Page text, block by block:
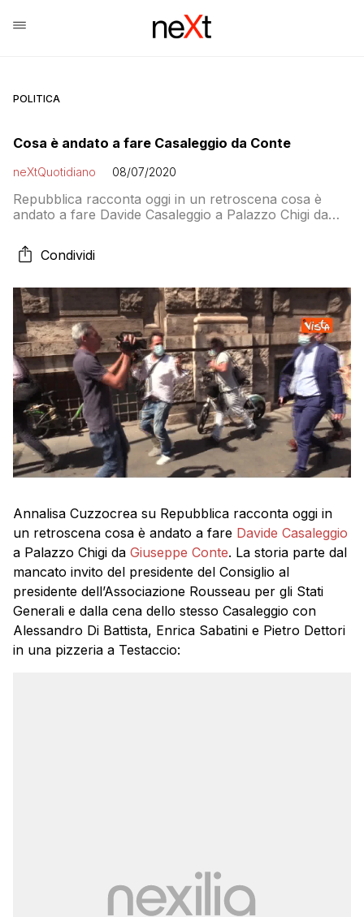
POLITICA
Cosa è andato a fare Casaleggio da Conte
neXtQuotidiano 08/07/2020
Repubblica racconta oggi in un retroscena cosa è
andato a fare Davide Casaleggio a Palazzo Chigi da
presidente del Consiglio al presidente dell’Associazione
Rousseau per gli Stati Generali e dalla cena dello
Sabatini e Pietro Dettori in una pizzeria a Testaccio
Condividi
Annalisa Cuzzocrea su Repubblica racconta oggi in
un retroscena cosa è andato a fare Davide Casaleggio
a Palazzo Chigi da Giuseppe Conte. La storia parte dal
mancato invito del presidente del Consiglio al
presidente dell’Associazione Rousseau per gli Stati
Generali e dalla cena dello stesso Casaleggio con
Alessandro Di Battista, Enrica Sabatini e Pietro Dettori
in una pizzeria a Testaccio: